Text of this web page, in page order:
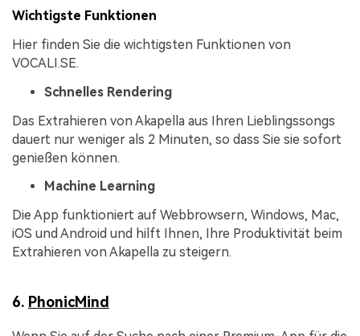
Wichtigste Funktionen
Hier finden Sie die wichtigsten Funktionen von
VOCALI.SE.
Schnelles Rendering
Das Extrahieren von Akapella aus Ihren Lieblingssongs
dauert nur weniger als 2 Minuten, so dass Sie sie sofort
genießen können.
Machine Learning
Die App funktioniert auf Webbrowsern, Windows, Mac,
iOS und Android und hilft Ihnen, Ihre Produktivität beim
Extrahieren von Akapella zu steigern.
6. PhonicMind